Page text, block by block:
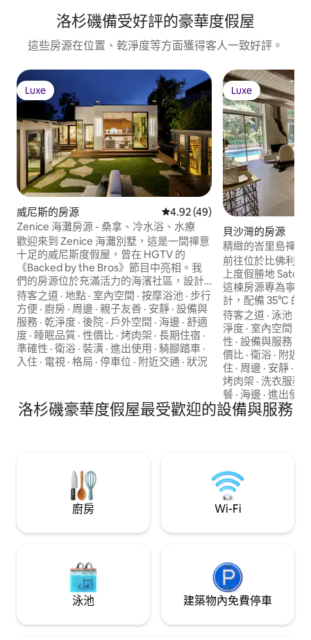
洛杉磯備受好評的豪華度假屋
這些房源在位置、乾淨度等方面獲得客人一致好評。
Luxe
Luxe
威尼斯的房源 從 49 則評價中獲得 4.92 的平
4.92 (49)
Zenice 海灘房源 - 桑拿、冷水浴、水療
歡迎來到 Zenice 海灘別墅，這是一間禪意
十足的威尼斯度假屋，曾在 HGTV 的
《Backed by the Bros》節目中亮相。我
們的房源位於充滿活力的海濱社區，設計
現代，靈感來自大自然，讓你在靜謐的環
境中放鬆身心，而且距離威尼斯海灘、運
河和Abbot Kinney都只有幾步之遙。你可
以在按摩浴池、三溫暖和營火坑中放鬆，
或在家庭劇院中享受電影院體驗。Zenice
房源四周綠意盎然，讓你享有隱私又能放
待客之道 · 地點 · 室內空間 · 按摩浴池 · 步行
方便 · 廚房 · 周邊 · 親子友善 · 安靜 · 設備與
服務 · 乾淨度 · 後院 · 戶外空間 · 海邊 · 舒適
度 · 睡眠品質 · 性價比 · 烤肉架 · 長期住宿 ·
準確性 · 衛浴 · 裝潢 · 進出使用 · 騎腳踏車 ·
入住 · 電視 · 格局 · 停車位 · 附近交通 · 狀況
Luxe
Luxe
貝沙灣的房源
精緻的峇里島禪修
BHills
前往位於比佛利山
上度假勝地
這棟房源專為寧靜
計，配備 35°C 的
起居空間，以及
市區僅幾分鐘路程
界。 無論你是想要放鬆、尋找靈感，還是
想要安靜地重整身
提供隱私、設計和
享受精心策劃的體
待客之道 · 泳池
淨度 · 室內空間
性 ·設備與服務
價比 ·衛浴 · 附近
住 · 周邊 · 安靜 ·
烤肉架 ·洗衣服務
餐 · 海邊 ·進出使用
洛杉磯豪華度假屋最受歡迎的設備與服務
廚房 Wi-Fi
泳池 建築物內免費停車